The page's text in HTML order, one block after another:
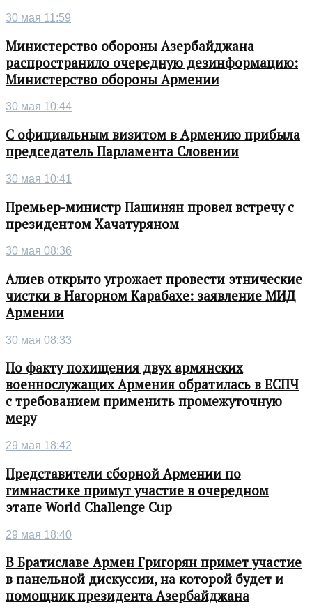
30 мая 11:59
Министерство обороны Азербайджана
распространило очередную дезинформацию:
Министерство обороны Армении
30 мая 10:44
С официальным визитом в Армению прибыла
председатель Парламента Словении
30 мая 10:41
Премьер-министр Пашинян провел встречу с
президентом Хачатуряном
30 мая 08:36
Алиев открыто угрожает провести этнические
чистки в Нагорном Карабахе: заявление МИД
Армении
30 мая 08:33
По факту похищения двух армянских
военнослужащих Армения обратилась в ЕСПЧ
с требованием применить промежуточную
меру
29 мая 18:42
Представители сборной Армении по
гимнастике примут участие в очередном
этапе World Challenge Cup
29 мая 18:40
В Братиславе Армен Григорян примет участие
в панельной дискуссии, на которой будет и
помощник президента Азербайджана